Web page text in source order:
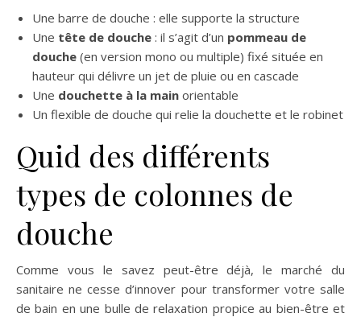
Une barre de douche : elle supporte la structure
Une tête de douche : il s’agit d’un pommeau de
douche (en version mono ou multiple) fixé située en
hauteur qui délivre un jet de pluie ou en cascade
Une douchette à la main orientable
Un flexible de douche qui relie la douchette et le robinet
Quid des différents
types de colonnes de
douche
Comme vous le savez peut-être déjà, le marché du
sanitaire ne cesse d’innover pour transformer votre salle
de bain en une bulle de relaxation propice au bien-être et